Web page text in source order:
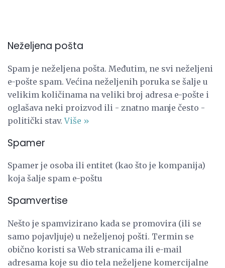
Neželjena pošta
Spam je neželjena pošta. Međutim, ne svi neželjeni
e-pošte spam. Većina neželjenih poruka se šalje u
velikim količinama na veliki broj adresa e-pošte i
oglašava neki proizvod ili - znatno manje često -
politički stav.Više »
Spamer
Spamer je osoba ili entitet (kao što je kompanija)
koja šalje spam e-poštu
Spamvertise
Nešto je spamvizirano kada se promovira (ili se
samo pojavljuje) u neželjenoj pošti. Termin se
obično koristi sa Web stranicama ili e-mail
adresama koje su dio tela neželjene komercijalne